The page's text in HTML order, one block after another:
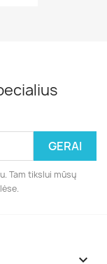
Tam tikslui mūsų
